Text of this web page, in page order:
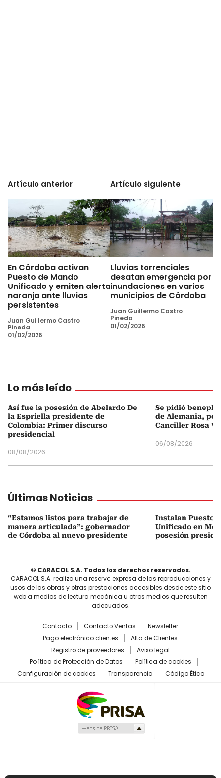
Artículo anterior
En Córdoba activan
Puesto de Mando
Unificado y emiten alerta
naranja ante lluvias
persistentes
Juan Guillermo Castro
Pineda
01/02/2026
Artículo siguiente
Lluvias torrenciales
desatan emergencia por
inundaciones en varios
municipios de Córdoba
Juan Guillermo Castro
Pineda
01/02/2026
Lo más leído
Así fue la posesión de Abelardo De
la Espriella presidente de
Colombia: Primer discurso
presidencial
08/08/2026
Se pidió
de Alemania,
Canciller Rosa
06/08/2026
Últimas Noticias
“Estamos listos para trabajar de
manera articulada”: gobernador
de Córdoba al nuevo presidente
Instalan Puesto
Unificado en
posesión
© CARACOL S.A. Todos los derechos reservados.
CARACOL S.A. realiza una reserva expresa de las reproducciones y
usos de las obras y otras prestaciones accesibles desde este sitio
web a medios de lectura mecánica u otros medios que resulten
adecuados.
Contacto Contacto Ventas
Newsletter
Pago electrónico clientes
Alta de Clientes
Registro de proveedores
Aviso legal
Política de Protección de Datos
Política de cookies
Configuración de cookies
Transparencia Código Ético